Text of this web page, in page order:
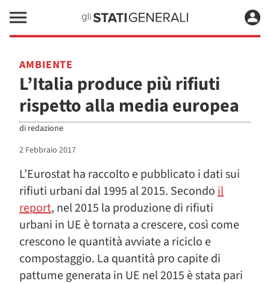
AMBIENTE
L’Italia produce più rifiuti
rispetto alla media europea
di redazione
2 Febbraio 2017
L’Eurostat ha raccolto e pubblicato i dati sui
rifiuti urbani dal 1995 al 2015. Secondoil
report, nel 2015 la produzione di rifiuti
urbani in UE è tornata a crescere, così come
crescono le quantità avviate a riciclo e
compostaggio. La quantità pro capite di
pattume generata in UE nel 2015 è stata pari